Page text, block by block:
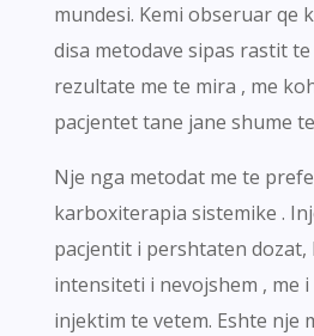
mundesi. Kemi obseruar qe
disa metodave sipas rastit
rezultate me te mira , me
pacjentet tane jane shume
Nje nga metodat me te
karboxiterapia sistemike .
pacjentit i pershtaten dozat,
intensiteti i nevojshem , me
injektim te vetem. Eshte nje